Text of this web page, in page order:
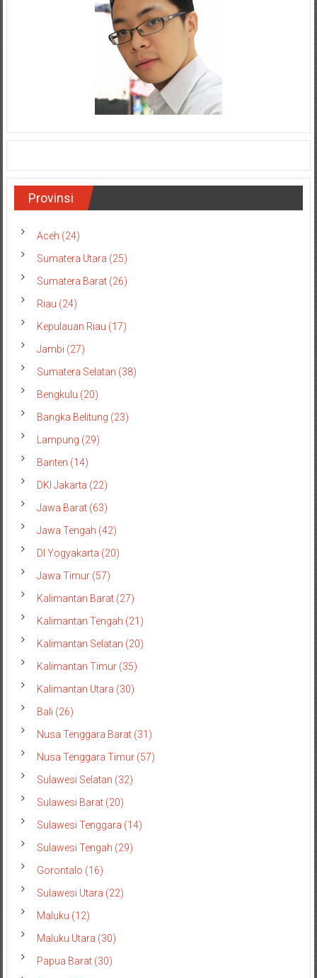
Provinsi
Aceh (24)
Sumatera Utara (25)
Sumatera Barat (26)
Riau (24)
Kepulauan Riau (17)
Jambi (27)
Sumatera Selatan (38)
Bengkulu (20)
Bangka Belitung (23)
Lampung (29)
Banten (14)
DKI Jakarta (22)
Jawa Barat (63)
Jawa Tengah (42)
DI Yogyakarta (20)
Jawa Timur (57)
Kalimantan Barat (27)
Kalimantan Tengah (21)
Kalimantan Selatan (20)
Kalimantan Timur (35)
Kalimantan Utara (30)
Bali (26)
Nusa Tenggara Barat (31)
Nusa Tenggara Timur (57)
Sulawesi Selatan (32)
Sulawesi Barat (20)
Sulawesi Tenggara (14)
Sulawesi Tengah (29)
Gorontalo (16)
Sulawesi Utara (22)
Maluku (12)
Maluku Utara (30)
Papua Barat (30)